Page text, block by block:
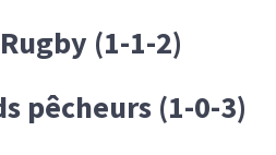
(1-1-2)
pêcheurs (1-0-3)